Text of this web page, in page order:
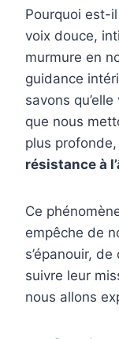
Pourquoi est-
voix douce,
murmure en
guidance
savons
que nous
plus profonde,
résistance à
Ce
empêche de
s’épanouir,
suivre leur
nous allons